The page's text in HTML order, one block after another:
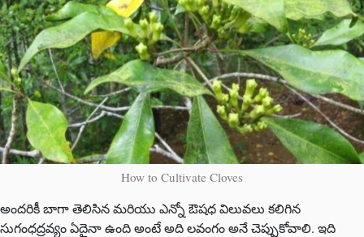
How to Cultivate Cloves
అందరికీ బాగా తెలిసిన మరియు ఎన్నో ఔషధ విలువలు కలిగిన
సుగంధద్రవ్యం ఏదైనా ఉంది అంటే అది లవంగం అనే చెప్పుకోవాలి. ఇది